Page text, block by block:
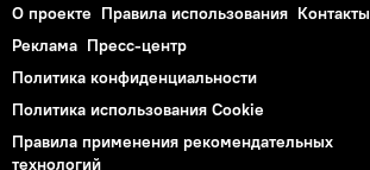
О проекте Правила использования Контакты
Реклама Пресс-центр
Политика конфиденциальности
Политика использования Cookie
Правила применения рекомендательных
технологий